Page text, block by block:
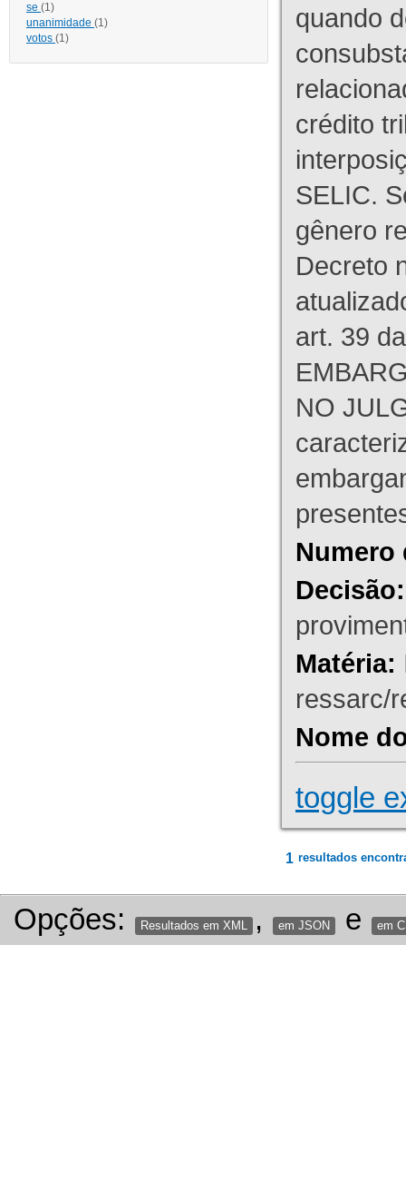
se (1)
unanimidade (1)
votos (1)
quando
crédito
SELIC.
gênero
Decreto
art. 39
NO
Numero
Decisão:
Matéria:
ressarc/
Nome
toggle
1 resultados
Opções: Resultados em XML , em JSON e em